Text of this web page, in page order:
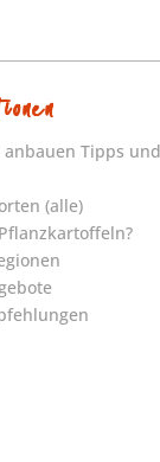
Tipps und
(alle)